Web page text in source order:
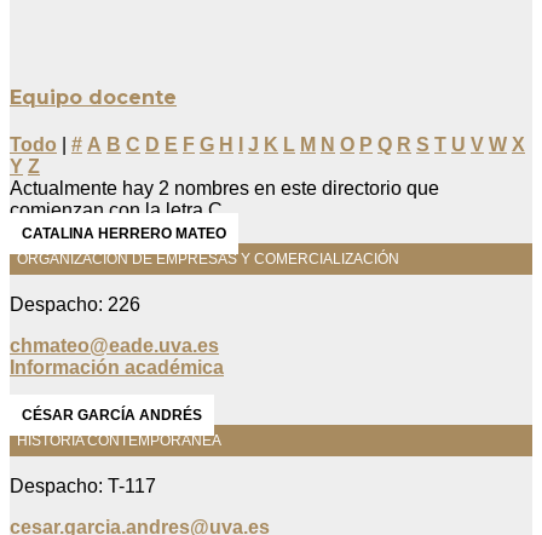
Equipo docente
Todo # A B C D E F G H J K L M N O P Q R S T U V W X
Y Z
Actualmente hay 2 nombres en este directorio que
comienzan con la letra C.
CATALINA HERRERO MATEO
ORGANIZACIÓN DE EMPRESAS Y COMERCIALIZACIÓN
Despacho: 226
chmateo@eade.uva.es
Información académica
CÉSAR GARCÍA ANDRÉS
HISTORIA CONTEMPORÁNEA
Despacho: T-117
cesar.garcia.andres@uva.es